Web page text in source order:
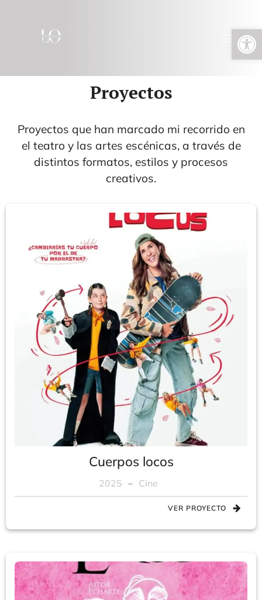
Abrir barra de herramientas
Proyectos
Proyectos que han marcado mi recorrido en
el teatro y las artes escénicas, a través de
distintos formatos, estilos y procesos
creativos.
Cuerpos locos
2025 – Cine
VER PROYECTO